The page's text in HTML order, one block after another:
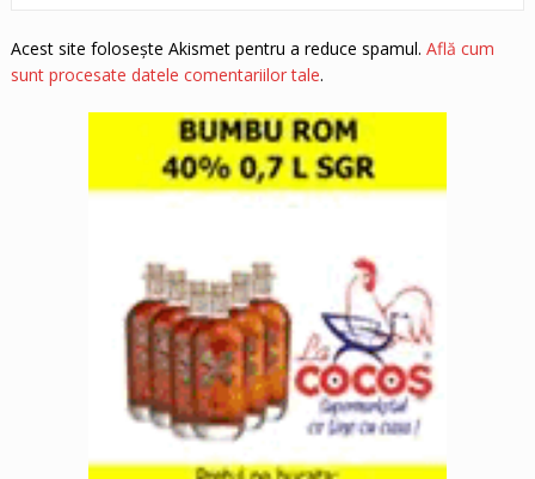
Acest site folosește Akismet pentru a reduce spamul. Află cum
sunt procesate datele comentariilor tale.